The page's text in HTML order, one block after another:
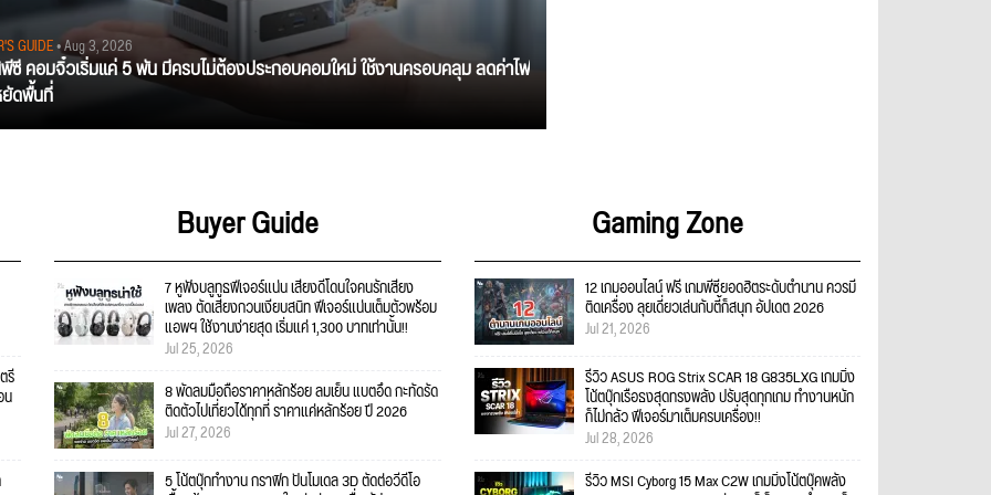
GUIDE• Aug 3, 2026
ซี คอมจิ๋วเริ่มแค่ 5 พัน มีครบไม่ต้องประกอบคอมใหม่ ใช้งานครอบคลุม ลดค่าไฟ
ดพื้นที่
รี
Buyer Guide
7 หูฟังบลูทูธฟีเจอร์แน่น เสียงดีโดนใจคนรักเสียง
เพลง ตัดเสียงกวนเงียบสนิท ฟีเจอร์แน่นเต็มตัวพร้อม
แอพฯ ใช้งานง่ายสุด เริ่มแค่ 1,300 บาทเท่านั้น!!
Jul 25, 2026
8 พัดลมมือถือราคาหลักร้อย ลมเย็น แบตอึด กะทัดรัด
ติดตัวไปเที่ยวได้ทุกที่ ราคาแค่หลักร้อย ปี 2026
Jul 27, 2026
5 โน้ตบุ๊กทำงาน กราฟิก ปั้นโมเดล 3D ตัดต่อวีดีโอ
Gaming Zone
12 เกมออนไลน์ ฟรี เกมพีซียอดฮิตระดับตำนาน ควรมี
ติดเครื่อง ลุยเดี่ยวเล่นกับตี้ก็สนุก อัปเดต 2026
Jul 21, 2026
รีวิว ASUS ROG Strix SCAR 18 G835LXG เกมมิ่ง
โน้ตบุ๊กเรือธงสุดทรงพลัง ปรับสุดทุกเกม ทำงานหนัก
ก็ไม่กลัว ฟีเจอร์มาเต็มครบเครื่อง!!
Jul 28, 2026
รีวิว MSI Cyborg 15 Max C2W เกมมิ่งโน้ตบุ๊คพลัง